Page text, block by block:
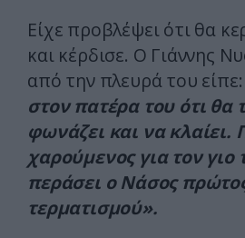
Είχε προβλέψει ότι θα
και κέρδισε. Ο Γιάννης
από την πλευρά του είπε:
στον πατέρα του ότι θα
φωνάζει και να κλαίει.
χαρούμενος για τον
περάσει ο Νάσος
τερματισμού».